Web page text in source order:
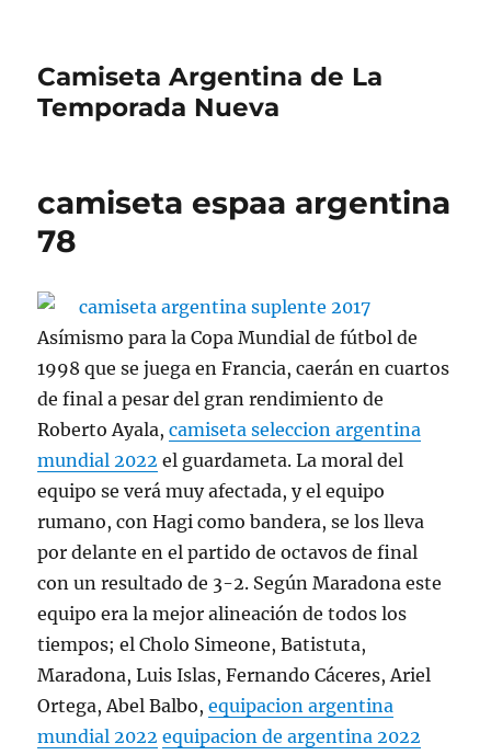
Camiseta Argentina de La
Temporada Nueva
camiseta espaa argentina
78
Asímismo para la Copa Mundial de fútbol de
1998 que se juega en Francia, caerán en cuartos
de final a pesar del gran rendimiento de
Roberto Ayala,camiseta seleccion argentina
mundial 2022 el guardameta. La moral del
equipo se verá muy afectada, y el equipo
rumano, con Hagi como bandera, se los lleva
por delante en el partido de octavos de final
con un resultado de 3-2. Según Maradona este
equipo era la mejor alineación de todos los
tiempos; el Cholo Simeone, Batistuta,
Maradona, Luis Islas, Fernando Cáceres, Ariel
Ortega, Abel Balbo,equipacion argentina
mundial 2022 equipacion de argentina 2022